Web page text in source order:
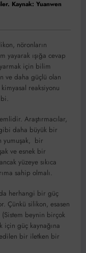
Kaynak: Yuanwen
nöronların
yayarak ışığa cevap
için bilim
ve daha güçlü olan
reaksiyonu
Araştırmacılar,
daha büyük bir
yumuşak, bir
ve esnek bir
yüzeye sıkıca
sahip olmalı.
herhangi bir güç
Çünkü silikon, esasen
beynin birçok
için güç kaynağına
bir iletken bir